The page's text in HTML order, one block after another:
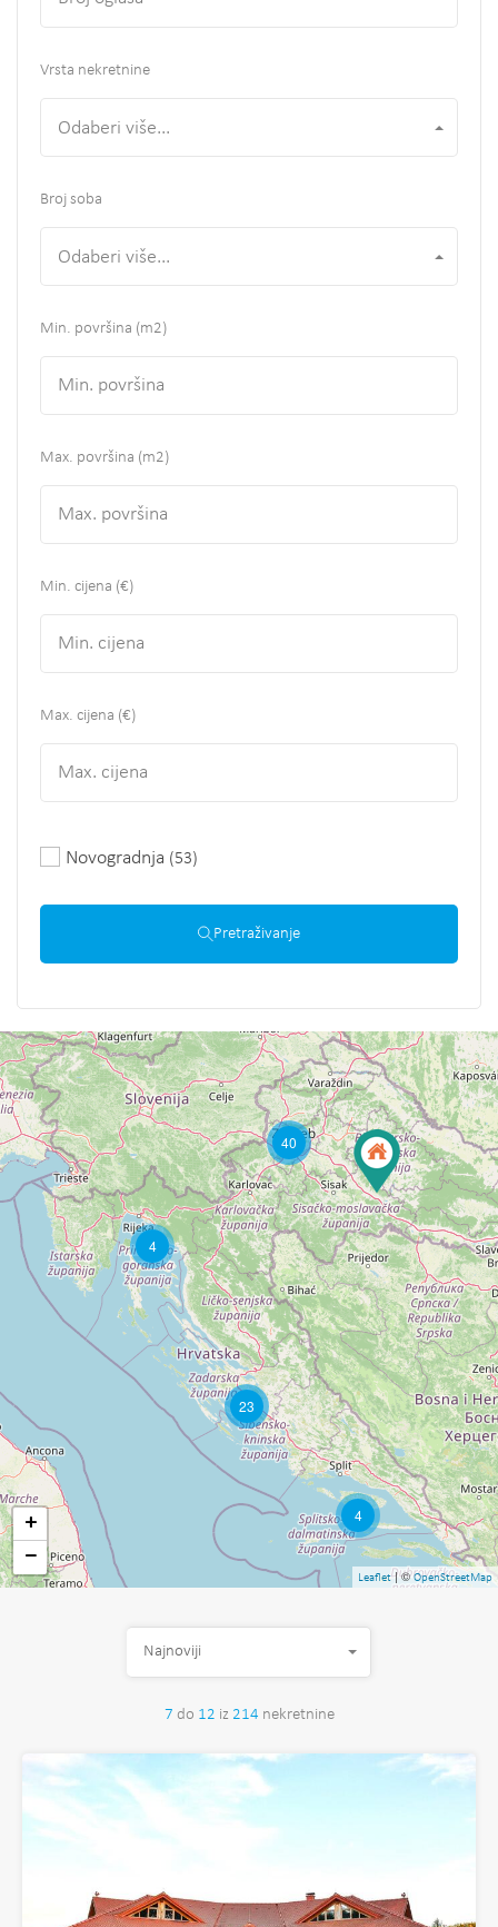
Vrsta nekretnine
Odaberi više...
Broj soba
Odaberi više...
Min. površina (m2)
Max. površina (m2)
Min. cijena (€)
Max. cijena (€)
Novogradnja (53)
Pretraživanje
4
4
23
40
+
−
Leaflet| ©OpenStreetMap
7 do 12 iz 214 nekretnine
Najnoviji